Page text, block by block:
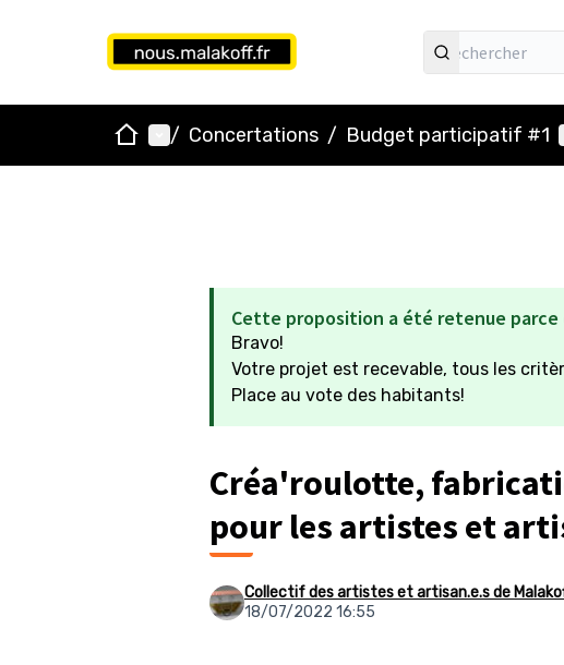
AccueilMenu principal
/ Concertations / Budget participatif #1
Cette proposition a été retenue parce
Bravo!
Votre projet est recevable, tous les
Place au vote des habitants!
Créa'roulotte,
pour les artistes et
Collectif des artistes et artisan.e.s de
18/07/2022 16:55